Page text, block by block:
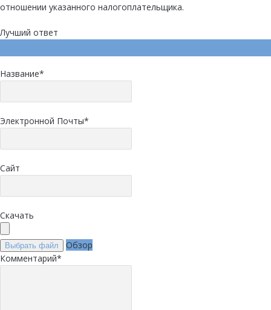
отношении указанного налогоплательщика.
Лучший ответ
Название*
Электронной Почты*
Сайт
Скачать
Выбрать файл
Обзор
Комментарий*